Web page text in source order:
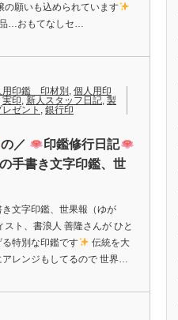
の願いも込められています
…おもてなしセ…
用印鑑 印材別 , 個人用印
実印, 新人スタッフ日記, 製
ゼント , 銀行印
の／
印鑑修行日記
手書き文字印鑑、世
き文字印鑑、世果報（ゆが
ト、書浪人 善隆さんが ひと
特別な印鑑です
伝統を大
レンジもしてるので 世界…